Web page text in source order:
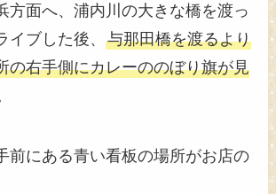
方面へ、浦内川の大きな橋を渡っ
イブした後、与那田橋を渡るより
の右手側にカレーののぼり旗が見
前にある青い看板の場所がお店の